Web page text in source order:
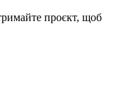
проєкт, щоб